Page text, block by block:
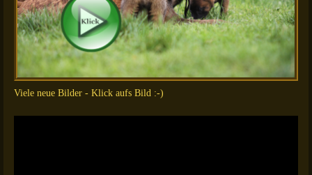
Viele neue Bilder - Klick aufs Bild :-)